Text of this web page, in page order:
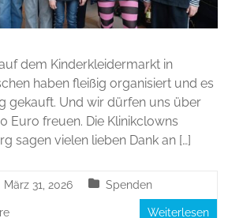
dem Kinderkleidermarkt in
haben fleißig organisiert und es
gekauft. Und wir dürfen uns über
Euro freuen. Die Klinikclowns
sagen vielen lieben Dank an […]
März 31, 2026 Spenden
Weiterlesen